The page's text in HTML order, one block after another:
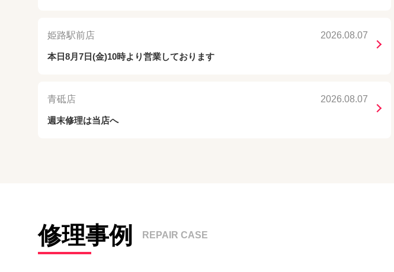
姫路駅前店 2026.08.07
本日8月7日(金)10時より営業しております
青砥店 2026.08.07
週末修理は当店へ
修理事例 REPAIR CASE